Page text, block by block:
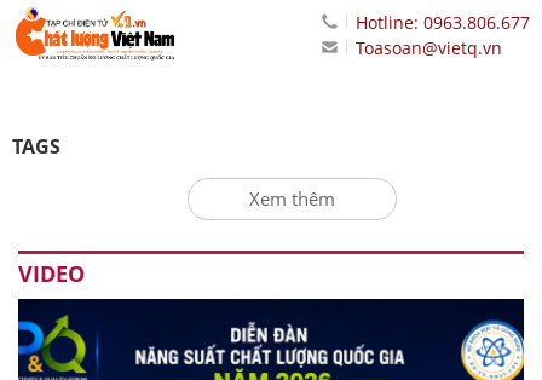
Hotline: 0963.806.677
Toasoan@vietq.vn
TAGS
Xem thêm
VIDEO